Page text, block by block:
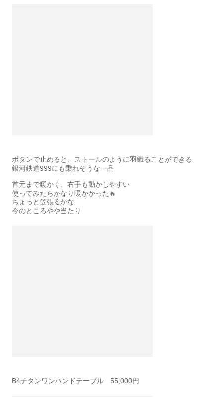
ボタンで止めると、ストールのように羽織ることができる
銀河鉄道999にも乗れそうな一品
首元まで暖かく、右手も動かしやすい
使ってみたらかなり暖かかった🔥
ちょっと笠張るかな
今のところやや当たり
B4チタンワンハンドテーブル 55,000円